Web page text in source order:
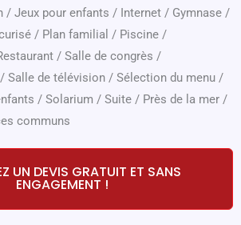
/ Jeux pour enfants / Internet / Gymnase /
/ Plan familial / Piscine /
/ Salle de congrès /
/ Salle de télévision / Sélection du menu /
/ Solarium / Suite / Près de la mer /
communs
UN DEVIS GRATUIT ET SANS
ENGAGEMENT !